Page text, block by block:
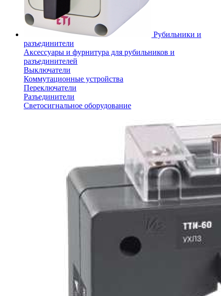
Рубильники и
разъединители
Аксессуары и фурнитура для рубильников и
разъединителей
Выключатели
Коммутационные устройства
Переключатели
Разъединители
Светосигнальное оборудование